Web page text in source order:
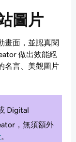
圖片
畫面，並認真閱
做出效能絕
名言、美觀圖片
Digital
，無須額外